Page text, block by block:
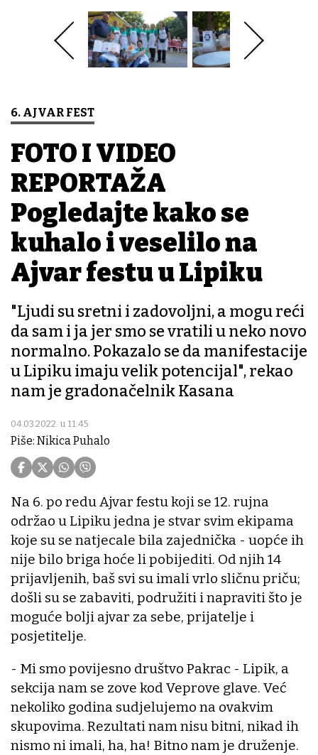
6. AJVAR FEST
FOTO I VIDEO
REPORTAŽA
Pogledajte kako se
kuhalo i veselilo na
Ajvar festu u Lipiku
"Ljudi su sretni i zadovoljni, a mogu reći
da sam i ja jer smo se vratili u neko novo
normalno. Pokazalo se da manifestacije
u Lipiku imaju velik potencijal", rekao
nam je gradonačelnik Kasana
04.03.2022. u 11:45
Piše: Nikica Puhalo
Na 6. po redu Ajvar festu koji se 12. rujna
održao u Lipiku jedna je stvar svim ekipama
koje su se natjecale bila zajednička - uopće ih
nije bilo briga hoće li pobijediti. Od njih 14
prijavljenih, baš svi su imali vrlo sličnu priču;
došli su se zabaviti, podružiti i napraviti što je
moguće bolji ajvar za sebe, prijatelje i
posjetitelje.
- Mi smo povijesno društvo Pakrac - Lipik, a
sekcija nam se zove kod Veprove glave. Već
nekoliko godina sudjelujemo na ovakvim
skupovima. Rezultati nam nisu bitni, nikad ih
nismo ni imali, ha, ha! Bitno nam je druženje.